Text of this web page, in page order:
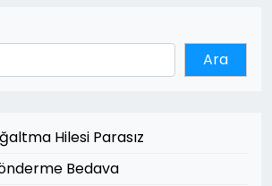
Ara
Hilesi Parasız
Bedava